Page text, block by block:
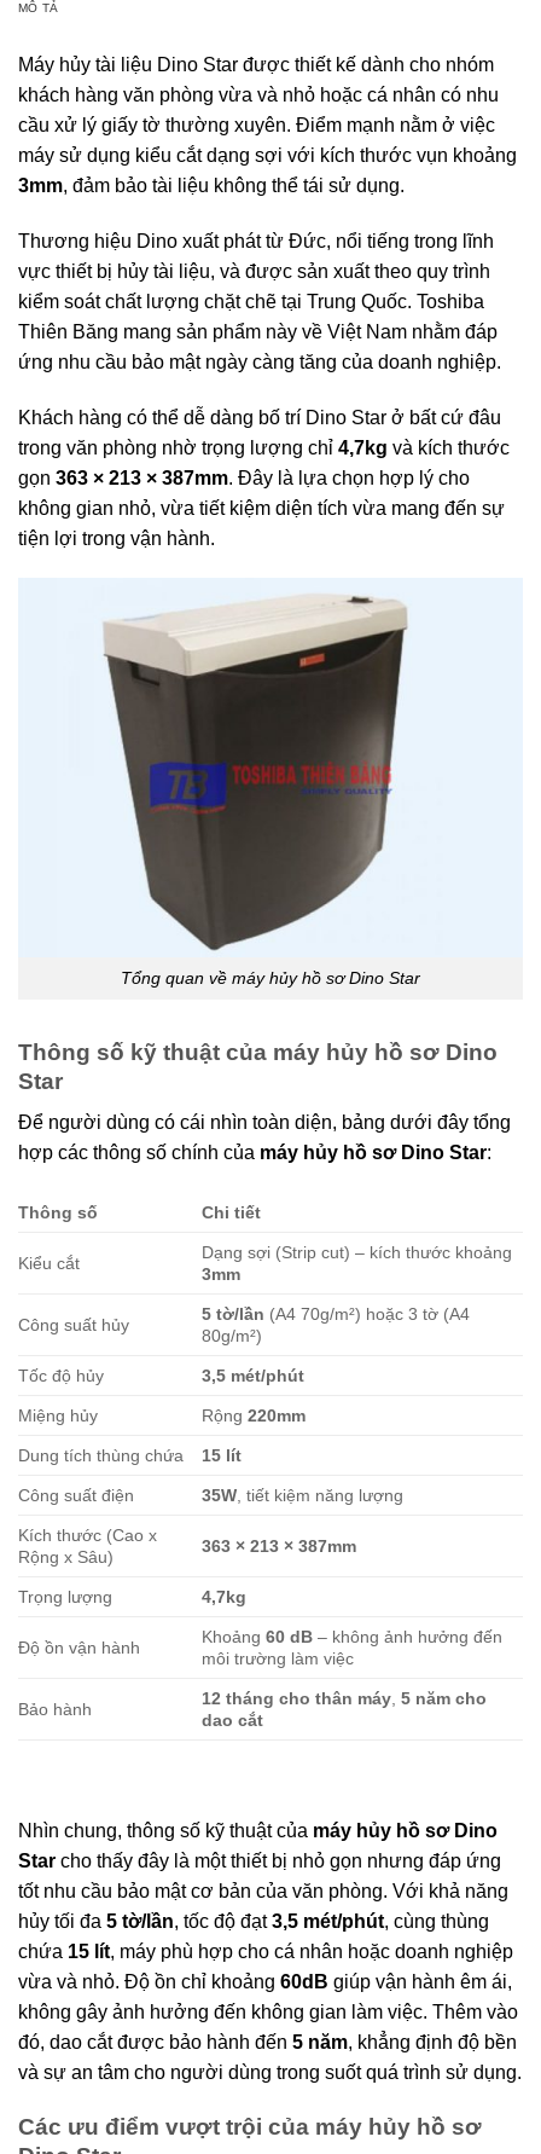
MÔ TẢ
Máy hủy tài liệu Dino Star được thiết kế dành cho nhóm
khách hàng văn phòng vừa và nhỏ hoặc cá nhân có nhu
cầu xử lý giấy tờ thường xuyên. Điểm mạnh nằm ở việc
máy sử dụng kiểu cắt dạng sợi với kích thước vụn khoảng
3mm, đảm bảo tài liệu không thể tái sử dụng.
Thương hiệu Dino xuất phát từ Đức, nổi tiếng trong lĩnh
vực thiết bị hủy tài liệu, và được sản xuất theo quy trình
kiểm soát chất lượng chặt chẽ tại Trung Quốc. Toshiba
Thiên Băng mang sản phẩm này về Việt Nam nhằm đáp
ứng nhu cầu bảo mật ngày càng tăng của doanh nghiệp.
Khách hàng có thể dễ dàng bố trí Dino Star ở bất cứ đâu
trong văn phòng nhờ trọng lượng chỉ 4,7kg và kích thước
gọn 363 × 213 × 387mm. Đây là lựa chọn hợp lý cho
không gian nhỏ, vừa tiết kiệm diện tích vừa mang đến sự
tiện lợi trong vận hành.
Tổng quan về máy hủy hồ sơ Dino Star
Thông số kỹ thuật của máy hủy hồ sơ Dino
Star
Để người dùng có cái nhìn toàn diện, bảng dưới đây tổng
hợp các thông số chính của máy hủy hồ sơ Dino Star:
Thông số Chi tiết
Kiểu cắt
Dạng sợi (Strip cut) – kích thước khoảng
3mm
Công suất hủy
5 tờ/lần (A4 70g/m²) hoặc 3 tờ (A4
80g/m²)
Tốc độ hủy 3,5 mét/phút
Miệng hủy Rộng220mm
Dung tích thùng chứa 15 lít
Công suất điện 35W , tiết kiệm năng lượng
Kích thước (Cao x
Rộng x Sâu)
363 × 213 × 387mm
Trọng lượng 4,7kg
Độ ồn vận hành
Khoảng60 dB – không ảnh hưởng đến
môi trường làm việc
Bảo hành
12 tháng cho thân máy ,5 năm cho
dao cắt
Nhìn chung, thông số kỹ thuật của máy hủy hồ sơ Dino
Star cho thấy đây là một thiết bị nhỏ gọn nhưng đáp ứng
tốt nhu cầu bảo mật cơ bản của văn phòng. Với khả năng
hủy tối đa 5 tờ/lần, tốc độ đạt3,5 mét/phút, cùng thùng
chứa 15 lít, máy phù hợp cho cá nhân hoặc doanh nghiệp
vừa và nhỏ. Độ ồn chỉ khoảng 60dB giúp vận hành êm ái,
không gây ảnh hưởng đến không gian làm việc. Thêm vào
đó, dao cắt được bảo hành đến 5 năm, khẳng định độ bền
và sự an tâm cho người dùng trong suốt quá trình sử dụng.
Các ưu điểm vượt trội của máy hủy hồ sơ